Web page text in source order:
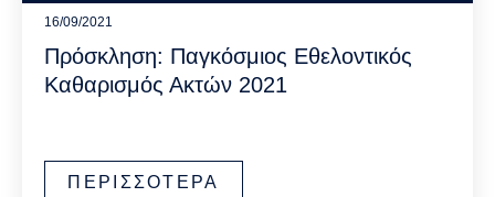
16/09/2021
Πρόσκληση: Παγκόσμιος Εθελοντικός
Καθαρισμός Ακτών 2021
ΠΕΡΙΣΣΟΤΕΡΑ